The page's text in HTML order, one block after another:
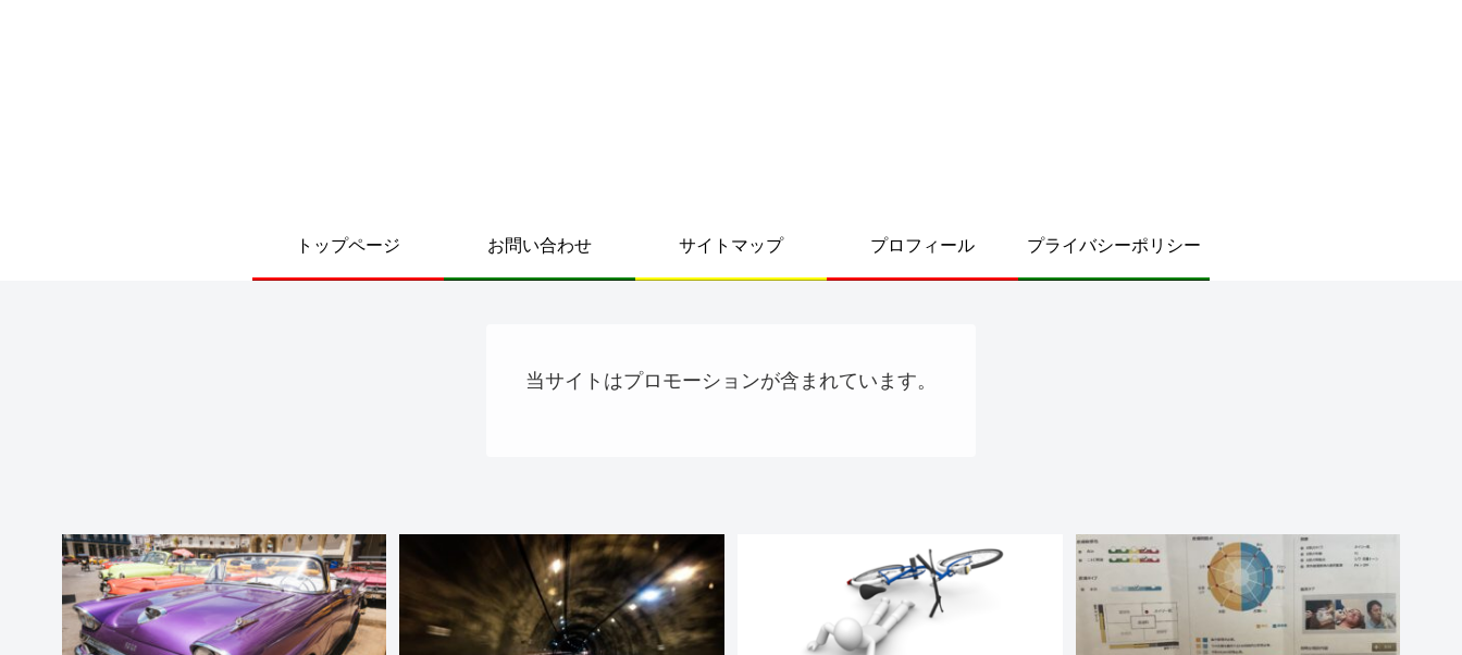
トップページ お問い合わせ サイトマップ プロフィール プライバシーポリシー
当サイトはプロモーションが含まれています。